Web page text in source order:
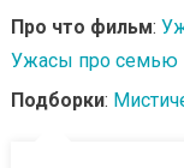
Про что фильм:
Ужасы про семью
Подборки: